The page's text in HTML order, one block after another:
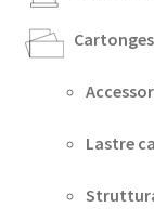
Lastre